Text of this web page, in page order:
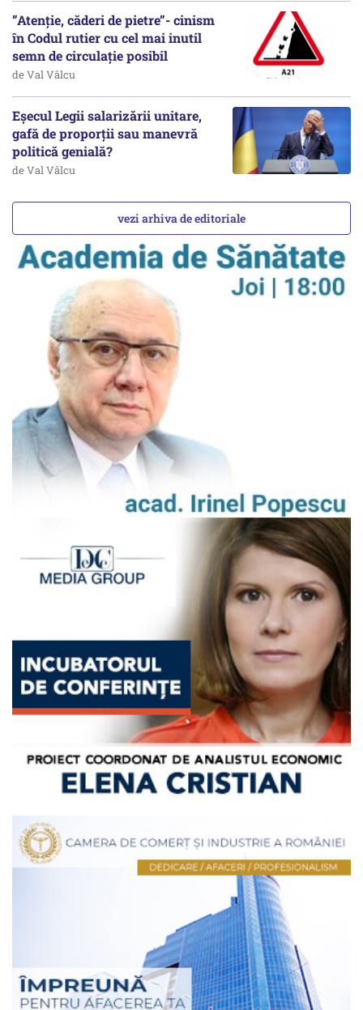
”Atenție, căderi de pietre”- cinism
în Codul rutier cu cel mai inutil
semn de circulație posibil
de Val Vâlcu
Eșecul Legii salarizării unitare,
gafă de proporții sau manevră
politică genială?
de Val Vâlcu
vezi arhiva de editoriale